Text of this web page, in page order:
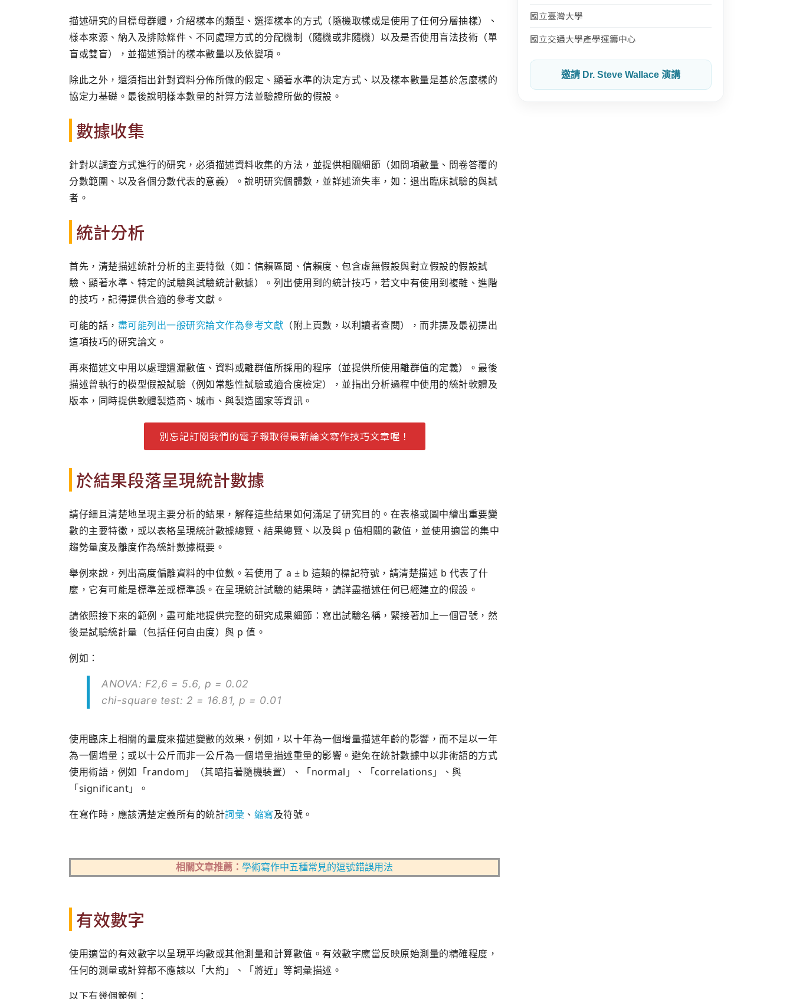
描述研究的目標母群體，介紹樣本的類型、選擇樣本的方式（隨機取樣或是使用了任何分層抽樣）、
樣本來源、納入及排除條件、不同處理方式的分配機制（隨機或非隨機）以及是否使用盲法技術（單
盲或雙盲），並描述預計的樣本數量以及依變項。
除此之外，還須指出針對資料分佈所做的假定、顯著水準的決定方式、以及樣本數量是基於怎麼樣的
協定力基礎。最後說明樣本數量的計算方法並驗證所做的假設。
數據收集
針對以調查方式進行的研究，必須描述資料收集的方法，並提供相關細節（如問項數量、問卷答覆的
分數範圍、以及各個分數代表的意義）。說明研究個體數，並詳述流失率，如：退出臨床試驗的與試
者。
統計分析
首先，清楚描述統計分析的主要特徵（如：信賴區間、信賴度、包含虛無假設與對立假設的假設試
驗、顯著水準、特定的試驗與試驗統計數據）。列出使用到的統計技巧，若文中有使用到複雜、進階
的技巧，記得提供合適的參考文獻。
可能的話， 盡可能列出一般研究論文作為參考文獻 （附上頁數，以利讀者查閱），而非提及最初提出
這項技巧的研究論文。
再來描述文中用以處理遺漏數值、資料或離群值所採用的程序（並提供所使用離群值的定義）。最後
描述曾執行的模型假設試驗（例如常態性試驗或適合度檢定），並指出分析過程中使用的統計軟體及
版本，同時提供軟體製造商、城市、與製造國家等資訊。
別忘記訂閱我們的電子報取得最新論文寫作技巧文章喔！
於結果段落呈現統計數據
請仔細且清楚地呈現主要分析的結果，解釋這些結果如何滿足了研究目的。在表格或圖中繪出重要變
數的主要特徵，或以表格呈現統計數據總覽、結果總覽、以及與 p 值相關的數值，並使用適當的集中
趨勢量度及離度作為統計數據概要。
舉例來說，列出高度偏離資料的中位數。若使用了 a ± b 這類的標記符號，請清楚描述 b 代表了什
麼，它有可能是標準差或標準誤。在呈現統計試驗的結果時，請詳盡描述任何已經建立的假設。
請依照接下來的範例，盡可能地提供完整的研究成果細節：寫出試驗名稱，緊接著加上一個冒號，然
後是試驗統計量（包括任何自由度）與 p 值。
例如：
ANOVA: F2,6 = 5.6, p = 0.02
chi-square test: 2 = 16.81, p = 0.01
使用臨床上相關的量度來描述變數的效果，例如，以十年為一個增量描述年齡的影響，而不是以一年
為一個增量；或以十公斤而非一公斤為一個增量描述重量的影響。避免在統計數據中以非術語的方式
使用術語，例如「random」（其暗指著隨機裝置）、「normal」、「correlations」、與
「significant」。
在寫作時，應該清楚定義所有的統計詞彙 、 縮寫及符號。
相關文章推薦： 學術寫作中五種常見的逗號錯誤用法
有效數字
使用適當的有效數字以呈現平均數或其他測量和計算數值。有效數字應當反映原始測量的精確程度，
任何的測量或計算都不應該以「大約」、「將近」等詞彙描述。
以下有幾個範例：
國立臺灣大學
國立交通大學產學運籌中心
邀請 Dr. Steve Wallace 演講